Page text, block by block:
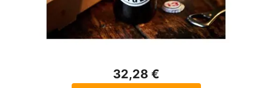
32,28 €